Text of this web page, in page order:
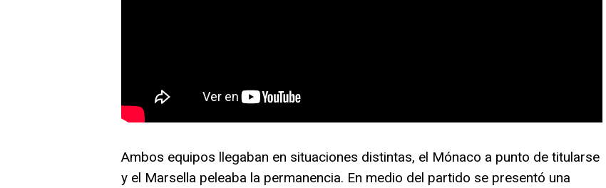
Ambos equipos llegaban en situaciones distintas, el Mónaco a punto de titularse
y el Marsella peleaba la permanencia. En medio del partido se presentó una